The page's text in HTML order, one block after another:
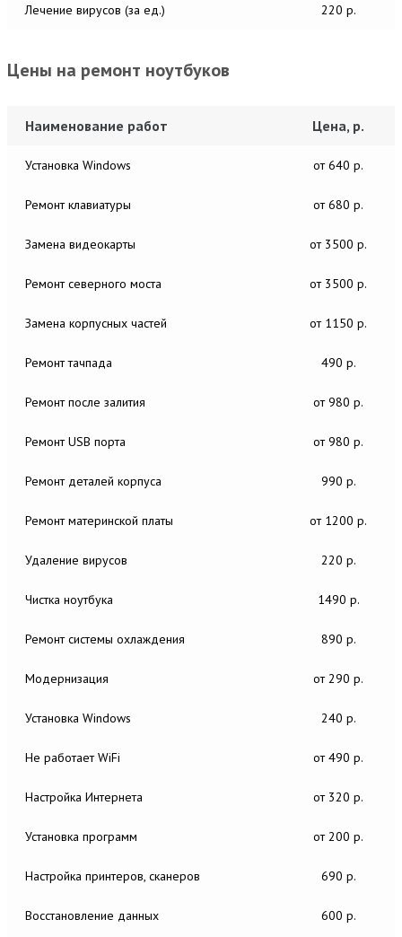
Лечение вирусов (за ед.) 220 р.
Цены на ремонт ноутбуков
Наименование работ Цена, р.
Установка Windows от 640 р.
Ремонт клавиатуры от 680 р.
Замена видеокарты от 3500 р.
Ремонт северного моста от 3500 р.
Замена корпусных частей от 1150 р.
Ремонт тачпада 490 р.
Ремонт после залития от 980 р.
Ремонт USB порта от 980 р.
Ремонт деталей корпуса 990 р.
Ремонт материнской платы от 1200 р.
Удаление вирусов 220 р.
Чистка ноутбука 1490 р.
Ремонт системы охлаждения 890 р.
Модернизация от 290 р.
Установка Windows 240 р.
Не работает WiFi от 490 р.
Настройка Интернета от 320 р.
Установка программ от 200 р.
Настройка принтеров, сканеров 690 р.
Восстановление данных 600 р.